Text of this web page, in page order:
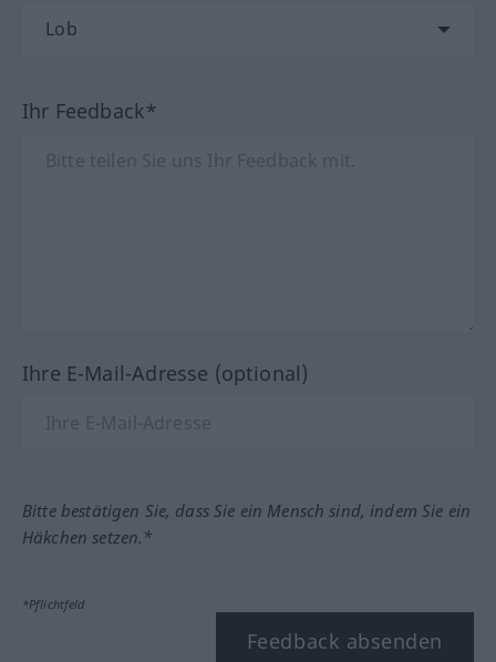
Ihr Feedback*
Ihre E-Mail-Adresse (optional)
Bitte bestätigen Sie, dass Sie ein Mensch sind, indem Sie ein
Häkchen setzen.*
*Pflichtfeld
Feedback absenden